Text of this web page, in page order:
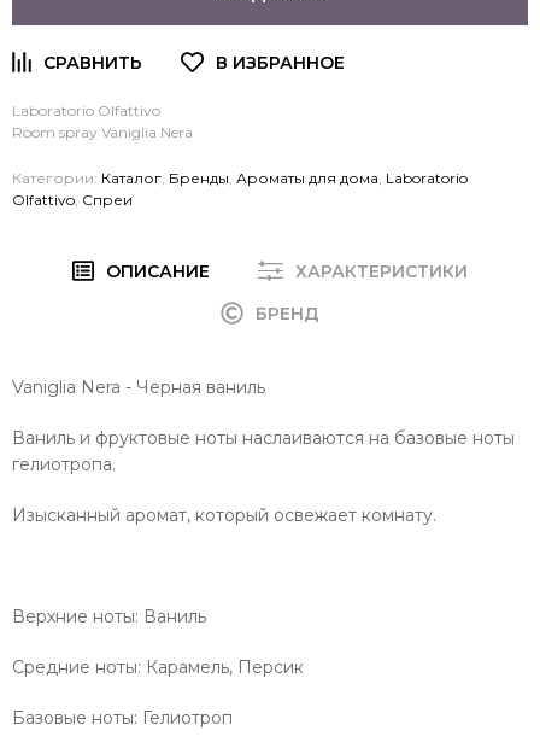
Laboratorio Olfattivo
Room spray Vaniglia Nera
Категории: Каталог Бренды Ароматы для дома Laboratorio
Olfattivo Спреи
ОПИСАНИЕ
ХАРАКТЕРИСТИКИ
БРЕНД
Vaniglia Nera - Черная ваниль
Ваниль и фруктовые ноты наслаиваются на базовые ноты
гелиотропа.
Изысканный аромат, который освежает комнату.
Верхние ноты: Ваниль
Средние ноты: Карамель, Персик
Базовые ноты: Гелиотроп